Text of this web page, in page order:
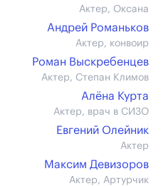
Актер, Оксана
Андрей Романьков
Актер, конвоир
Роман Выскребенцев
Актер, Степан Климов
Алёна Курта
Актер, врач в СИЗО
Евгений Олейник
Актер
Максим Девизоров
Актер, Артурчик